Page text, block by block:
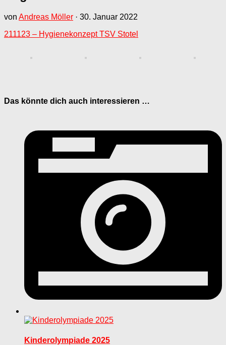
von Andreas Möller · 30. Januar 2022
211123 – Hygienekonzept TSV Stotel
Das könnte dich auch interessieren …
Kinderolympiade 2025